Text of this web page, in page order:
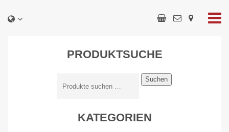
PRODUKTSUCHE
Suchen
KATEGORIEN